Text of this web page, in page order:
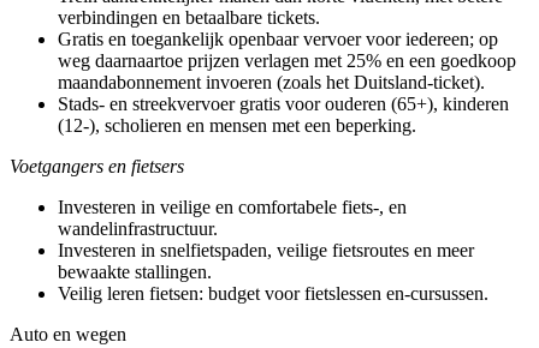
verbindingen en betaalbare tickets.
Gratis en toegankelijk openbaar vervoer voor iedereen; op
weg daarnaartoe prijzen verlagen met 25% en een goedkoop
maandabonnement invoeren (zoals het Duitsland-ticket).
Stads- en streekvervoer gratis voor ouderen (65+), kinderen
(12-), scholieren en mensen met een beperking.
Voetgangers en fietsers
Investeren in veilige en comfortabele fiets-, en
wandelinfrastructuur.
Investeren in snelfietspaden, veilige fietsroutes en meer
bewaakte stallingen.
Veilig leren fietsen: budget voor fietslessen en-cursussen.
Auto en wegen